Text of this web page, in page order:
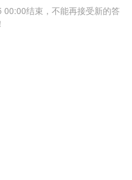
结束，不能再接受新的答